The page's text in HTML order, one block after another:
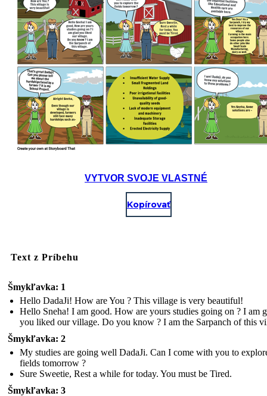
VYTVOR SVOJE VLASTNÉ
Kopírovať
Text z Príbehu
Šmykľavka: 1
Hello DadaJi! How are You ? This village is very beautiful!
Hello Sneha! I am good. How are yours studies going on ? I am
you liked our village. Do you know ? I am the Sarpanch of this
Šmykľavka: 2
My studies are going well DadaJi. Can I come with you to
fields tomorrow ?
Sure Sweetie, Rest a while for today. You must be Tired.
Šmykľavka: 3